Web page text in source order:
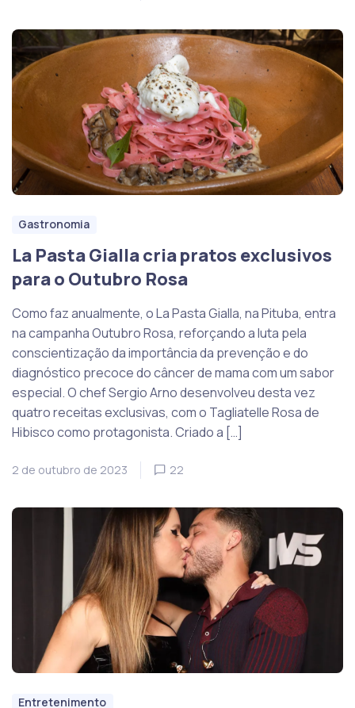
Gastronomia
La Pasta Gialla cria pratos exclusivos
para o Outubro Rosa
Como faz anualmente, o La Pasta Gialla, na Pituba, entra
na campanha Outubro Rosa, reforçando a luta pela
conscientização da importância da prevenção e do
diagnóstico precoce do câncer de mama com um sabor
especial. O chef Sergio Arno desenvolveu desta vez
quatro receitas exclusivas, com o Tagliatelle Rosa de
Hibisco como protagonista. Criado a […]
2 de outubro de 2023 22
Entretenimento